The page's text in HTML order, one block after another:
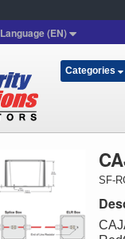
Language (EN)
Categories
SF-